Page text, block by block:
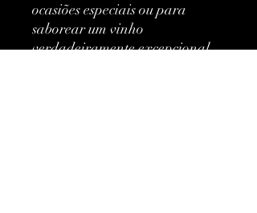
ocasiões especiais ou para
saborear um vinho
verdadeiramente excepcional,